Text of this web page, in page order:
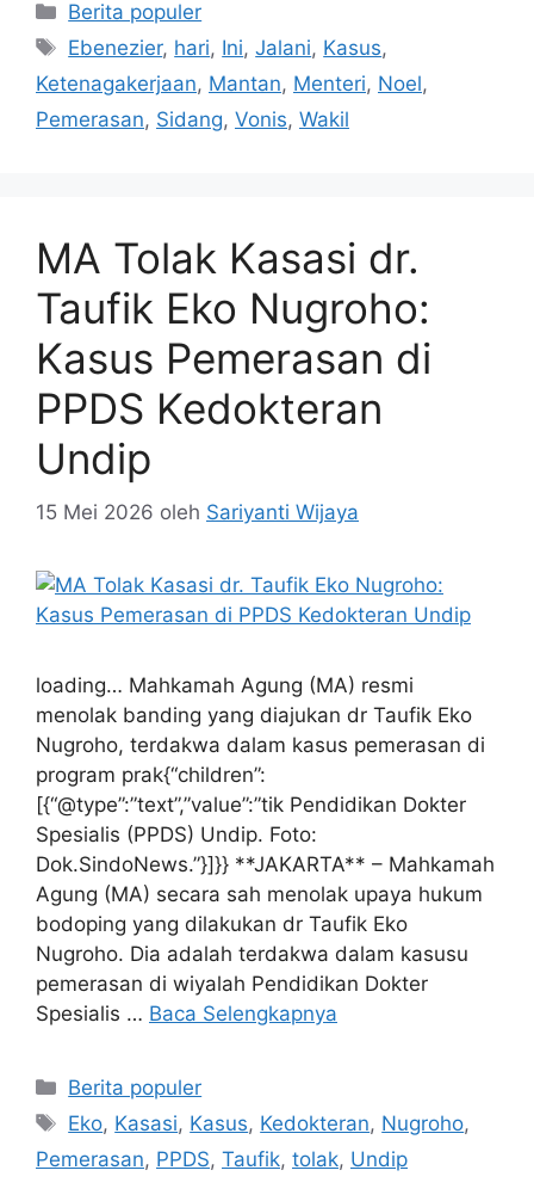
Kategori
Berita populer
Tag
Ebenezier, hari, Ini,Jalani, Kasus,
Ketenagakerjaan, Mantan, Menteri, Noel,
Pemerasan, Sidang, Vonis, Wakil
MA Tolak Kasasi dr.
Taufik Eko Nugroho:
Kasus Pemerasan di
PPDS Kedokteran
Undip
15 Mei 2026 oleh Sariyanti Wijaya
loading… Mahkamah Agung (MA) resmi
menolak banding yang diajukan dr Taufik Eko
Nugroho, terdakwa dalam kasus pemerasan di
program prak{“children”:
[{“@type”:”text”,”value”:”tik Pendidikan Dokter
Spesialis (PPDS) Undip. Foto:
Dok.SindoNews.”}]}} **JAKARTA** – Mahkamah
Agung (MA) secara sah menolak upaya hukum
bodoping yang dilakukan dr Taufik Eko
Nugroho. Dia adalah terdakwa dalam kasusu
pemerasan di wiyalah Pendidikan Dokter
Spesialis … Baca Selengkapnya
Kategori
Berita populer
Tag
Eko, Kasasi, Kasus, Kedokteran, Nugroho,
Pemerasan, PPDS, Taufik, tolak, Undip